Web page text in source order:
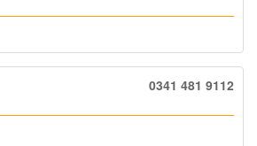
0341 481 9112